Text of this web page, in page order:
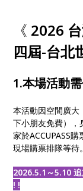
《 2026
四屆-台北
1.本場活動
本活動因空間廣
下小朋友免費）
家於ACCUPASS購
現場購票排隊等待。
2026.5.1～5.10
! !